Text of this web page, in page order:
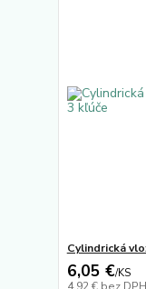
Cylindrická
6,05 €/KS